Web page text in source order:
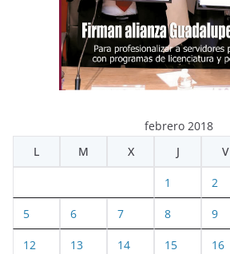
febrero 2018
L
M X J V
1 2
5 6 7 8 9
12 13 14 15 16